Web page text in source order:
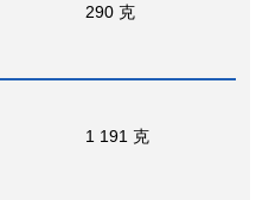
290 克
1 191 克